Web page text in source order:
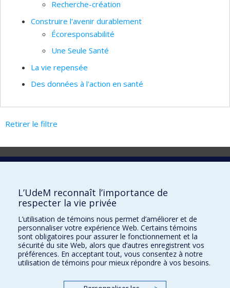
Recherche-création
Construire l'avenir durablement
Écoresponsabilité
Une Seule Santé
La vie repensée
Des données à l'action en santé
Retirer le filtre
Laboratoire d'innovation
Vice-rectorat aux affaires étudiantes et aux études
Inven_T
Consortium Santé Numérique
Place aux Premiers Peuples
L’UdeM reconnaît l’importance de
respecter la vie privée
L’utilisation de témoins nous permet d’améliorer et de
personnaliser votre expérience Web. Certains témoins
sont obligatoires pour assurer le fonctionnement et la
sécurité du site Web, alors que d’autres enregistrent vos
préférences. En acceptant tout, vous consentez à notre
utilisation de témoins pour mieux répondre à vos besoins.